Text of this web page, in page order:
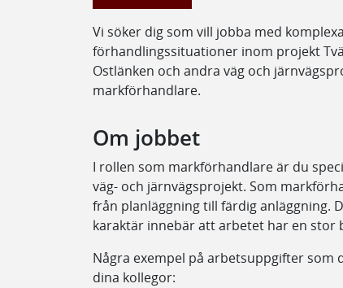
Vi söker dig som vill jobba med
förhandlingssituationer inom projekt
Ostlänken och andra väg och
markförhandlare.
Om jobbet
I rollen som markförhandlare är du
väg- och järnvägsprojekt. Som
från planläggning till färdig anläggning.
karaktär innebär att arbetet har en
Några exempel på arbetsuppgifter
dina kollegor: